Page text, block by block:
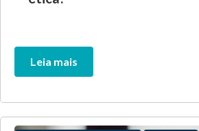
Leia mais